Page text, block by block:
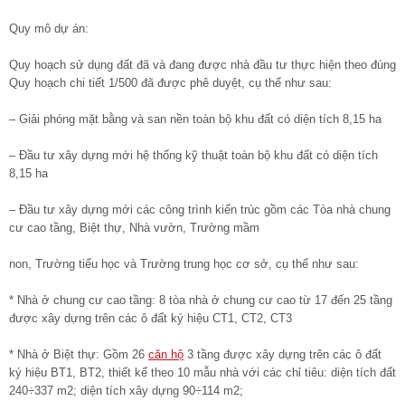
Quy mô dự án:
Quy hoạch sử dụng đất đã và đang được nhà đầu tư thực hiện theo đúng
Quy hoạch chi tiết 1/500 đã được phê duyệt, cụ thể như sau:
– Giải phóng mặt bằng và san nền toàn bộ khu đất có diện tích 8,15 ha
– Đầu tư xây dựng mới hệ thống kỹ thuật toàn bộ khu đất có diện tích
8,15 ha
– Đầu tư xây dựng mới các công trình kiến trúc gồm các Tòa nhà chung
cư cao tầng, Biệt thự, Nhà vườn, Trường mầm
non, Trường tiểu học và Trường trung học cơ sở, cụ thể như sau:
* Nhà ở chung cư cao tầng: 8 tòa nhà ở chung cư cao từ 17 đến 25 tầng
được xây dựng trên các ô đất ký hiệu CT1, CT2, CT3
* Nhà ở Biệt thự: Gồm 26 căn hộ 3 tầng được xây dựng trên các ô đất
ký hiệu BT1, BT2, thiết kế theo 10 mẫu nhà với các chỉ tiêu: diện tích đất
240÷337 m2; diện tích xây dựng 90÷114 m2;